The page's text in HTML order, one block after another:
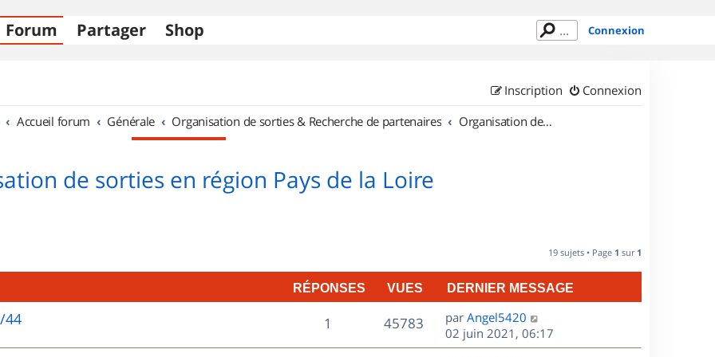
Forum Partager Shop Connexion
Connexion
Inscription
Accueil forum Générale Organisation de sorties & Recherche de partenaires Organisation de sorties en région Pays de la Loire
de sorties en région Pays de la Loire
19 sujets • Page 1 sur 1
RÉPONSES VUES DERNIER MESSAGE
44 1
é
45783V
u
D
e
r
par Angel5420
02 juin 2021, 06:17